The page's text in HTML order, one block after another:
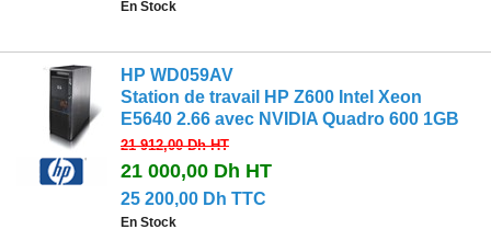
En Stock
HP WD059AV
Station de travail HP Z600 Intel Xeon
E5640 2.66 avec NVIDIA Quadro 600 1GB
21 912,00 DhHT
21 000,00 Dh HT
25 200,00 Dh TTC
En Stock